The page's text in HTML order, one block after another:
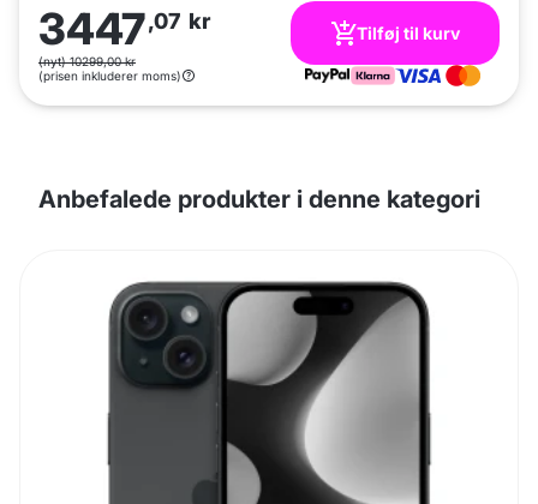
3447,07 kr
(nyt) 10299,00 kr
(prisen inkluderer moms)
Tilføj til kurv
Anbefalede produkter i denne kategori